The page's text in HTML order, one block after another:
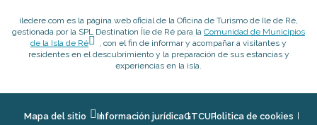
iledere.com es la página web oficial de la Oficina de Turismo de Ile de Ré,
gestionada por la SPL Destination Île de Ré para la Comunidad de Municipios
de la Isla de Ré
, con el fin de informar y acompañar a visitantes y
residentes en el descubrimiento y la preparación de sus estancias y
experiencias en la isla.
Mapa del sitio Información jurídicaGTCUPolitica de cookies